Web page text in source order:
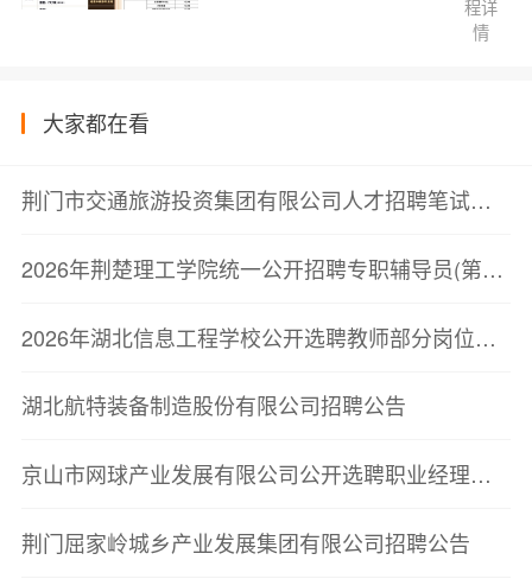
程详
情
大家都在看
荆门市交通旅游投资集团有限公司人才招聘笔试公告
2026年荆楚理工学院统一公开招聘专职辅导员(第一批)拟聘用人员公示
2026年湖北信息工程学校公开选聘教师部分岗位核销公告
湖北航特装备制造股份有限公司招聘公告
京山市网球产业发展有限公司公开选聘职业经理人面试公告
荆门屈家岭城乡产业发展集团有限公司招聘公告